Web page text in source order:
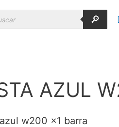
🔎
AZUL
w200 x1 barra